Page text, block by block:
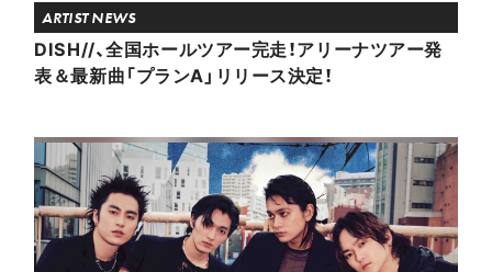
ARTIST NEWS
DISH//、全国ホールツアー完走！アリーナツアー発
表＆最新曲「プランA」リリース決定！